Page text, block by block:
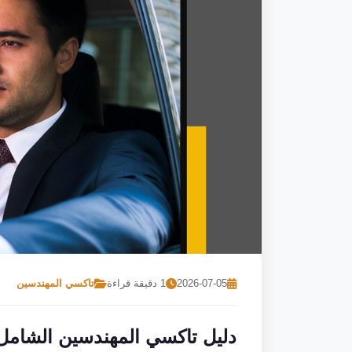
2026-07-05 1 دقيقة قراءة تاكسي المهندسين
دليل تاكسي المهندسين